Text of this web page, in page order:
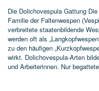
Die Dolichovespula Gattung
Familie der Faltenwespen
verbreitete staatenbildende
werden oft als
zu den häufigen
wirkt. Dolichovespula‑Arten
und Arbeiterinnen. Nur